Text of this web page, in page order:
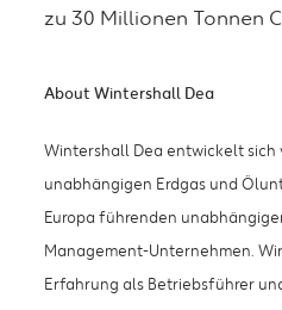
zu 30 Millionen Tonnen
About Wintershall Dea
Wintershall Dea entwickelt sich
unabhängigen Erdgas­ und
Europa führenden
Management-Unternehmen.
Erfahrung als Betriebsführer